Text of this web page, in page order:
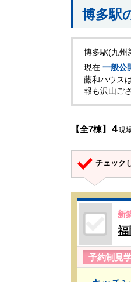
博多駅
博多駅(九州
現在 一般公
藤和ハウス
報も沢山ご
【全7棟】 4現
チェック
新
予約制見